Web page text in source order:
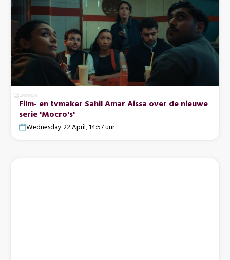
Film- en tvmaker Sahil Amar Aissa over de nieuwe
serie 'Mocro's'
Wednesday 22 April, 14:57 uur